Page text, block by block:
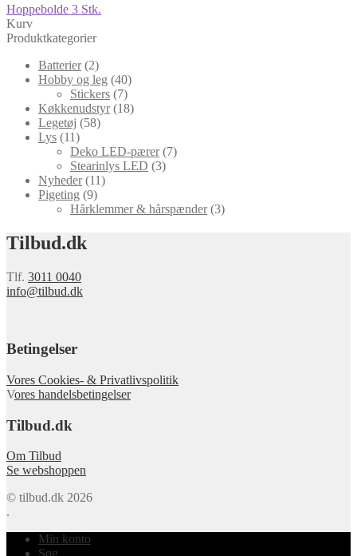
Indlægsnavigation
Forrige
indlæg:
Hoppebolde 3 Stk.
Kurv
Produktkategorier
Batterier (2)
Hobby og leg (40)
Stickers (7)
Køkkenudstyr (18)
Legetøj (58)
Lys (11)
Deko LED-pærer (7)
Stearinlys LED (3)
Nyheder (11)
Pigeting (9)
Hårklemmer & hårspænder (3)
Tilbud.dk
Tlf. 3011 0040
info@tilbud.dk
Betingelser
Vores Cookies- & Privatlivspolitik
Vores handelsbetingelser
Tilbud.dk
Om Tilbud
Se webshoppen
© tilbud.dk 2026
.
Min konto